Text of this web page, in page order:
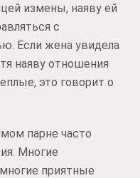
измены, наяву ей
с
Если жена увидела
наяву отношения
это говорит о
парне часто
Многие
приятные